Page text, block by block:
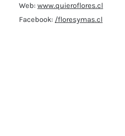
Web: www.quieroflores.cl
Facebook: /floresymas.cl